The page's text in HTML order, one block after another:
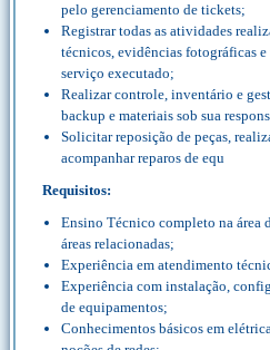
pelo gerenciamento de tickets;
Registrar todas as atividades
técnicos, evidências fotográficas
serviço executado;
Realizar controle, inventário e
backup e materiais sob sua
Solicitar reposição de peças,
acompanhar reparos de equ
Requisitos:
Ensino Técnico completo na área
áreas relacionadas;
Experiência em atendimento
Experiência com instalação,
de equipamentos;
Conhecimentos básicos em